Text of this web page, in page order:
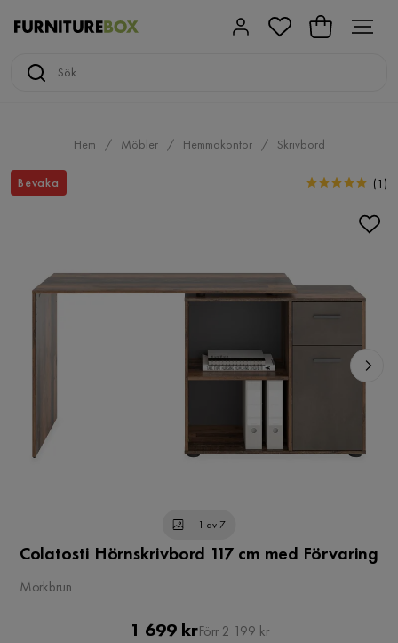
Hem Möbler Hemmakontor Skrivbord
Bevaka (1 )
1 av 7
Colatosti Hörnskrivbord 117 cm med Förvaring
Mörkbrun
Pris
1 699 krOriginal
Förr 2 199 kr